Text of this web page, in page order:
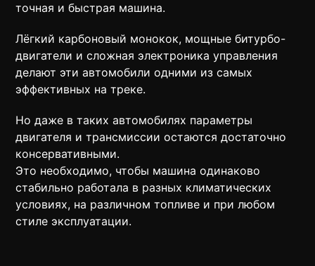
точная и быстрая машина.
Лёгкий карбоновый монокок, мощные битурбо-
двигатели и сложная электроника управления
делают эти автомобили одними из самых
эффективных на треке.
Но даже в таких автомобилях параметры
двигателя и трансмиссии остаются достаточно
консервативными.
Это необходимо, чтобы машина одинаково
стабильно работала в разных климатических
условиях, на различном топливе и при любом
стиле эксплуатации.